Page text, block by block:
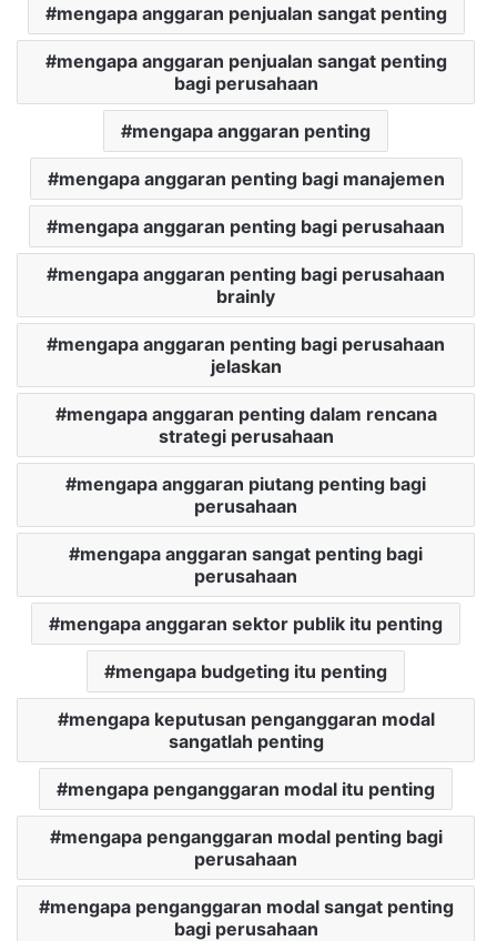
mengapa anggaran penjualan sangat penting
mengapa anggaran penjualan sangat penting
bagi perusahaan
mengapa anggaran penting
mengapa anggaran penting bagi manajemen
mengapa anggaran penting bagi perusahaan
mengapa anggaran penting bagi perusahaan
brainly
mengapa anggaran penting bagi perusahaan
jelaskan
mengapa anggaran penting dalam rencana
strategi perusahaan
mengapa anggaran piutang penting bagi
perusahaan
mengapa anggaran sangat penting bagi
perusahaan
mengapa anggaran sektor publik itu penting
mengapa budgeting itu penting
mengapa keputusan penganggaran modal
sangatlah penting
mengapa penganggaran modal itu penting
mengapa penganggaran modal penting bagi
perusahaan
mengapa penganggaran modal sangat penting
bagi perusahaan